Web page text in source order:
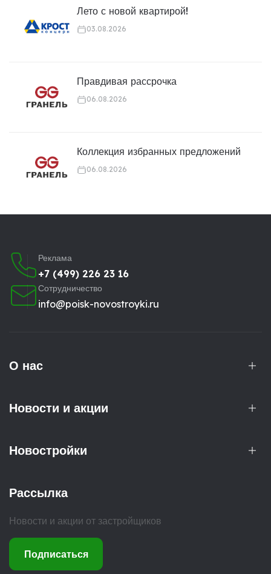
Лето с новой квартирой!
03.08.2026
Правдивая рассрочка
06.08.2026
Коллекция избранных предложений
06.08.2026
Реклама
+7 (499) 226 23 16
Сотрудничество
info@poisk-novostroyki.ru
О нас
Новости и акции
Новостройки
Рассылка
Новости и акции от застройщиков
Подписаться